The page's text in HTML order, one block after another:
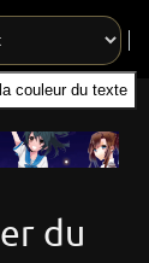
de la couleur du texte
du